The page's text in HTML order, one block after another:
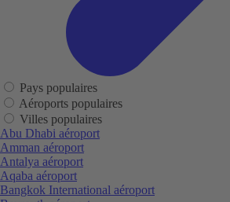
Pays populaires
Aéroports populaires
Villes populaires
Abu Dhabi aéroport
Amman aéroport
Antalya aéroport
Aqaba aéroport
Bangkok International aéroport